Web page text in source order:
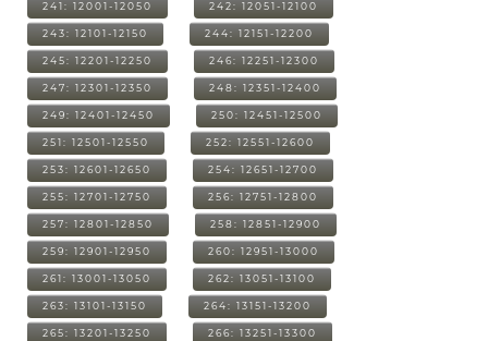
241: 12001-12050 242: 12051-12100
243: 12101-12150 244: 12151-12200
245: 12201-12250 246: 12251-12300
247: 12301-12350 248: 12351-12400
249: 12401-12450 250: 12451-12500
251: 12501-12550 252: 12551-12600
253: 12601-12650 254: 12651-12700
255: 12701-12750 256: 12751-12800
257: 12801-12850 258: 12851-12900
259: 12901-12950 260: 12951-13000
261: 13001-13050 262: 13051-13100
263: 13101-13150 264: 13151-13200
265: 13201-13250 266: 13251-13300